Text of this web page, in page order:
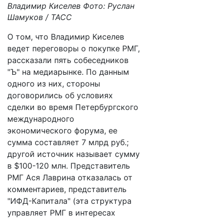
Владимир Киселев Фото: Руслан
Шамуков / ТАСС
О том, что Владимир Киселев
ведет переговоры о покупке РМГ,
рассказали пять собеседников
"Ъ" на медиарынке. По данным
одного из них, стороны
договорились об условиях
сделки во время Петербургского
международного
экономического форума, ее
сумма составляет 7 млрд руб.;
другой источник называет сумму
в $100-120 млн. Представитель
РМГ Ася Лаврина отказалась от
комментариев, представитель
"ИФД-Капитала" (эта структура
управляет РМГ в интересах